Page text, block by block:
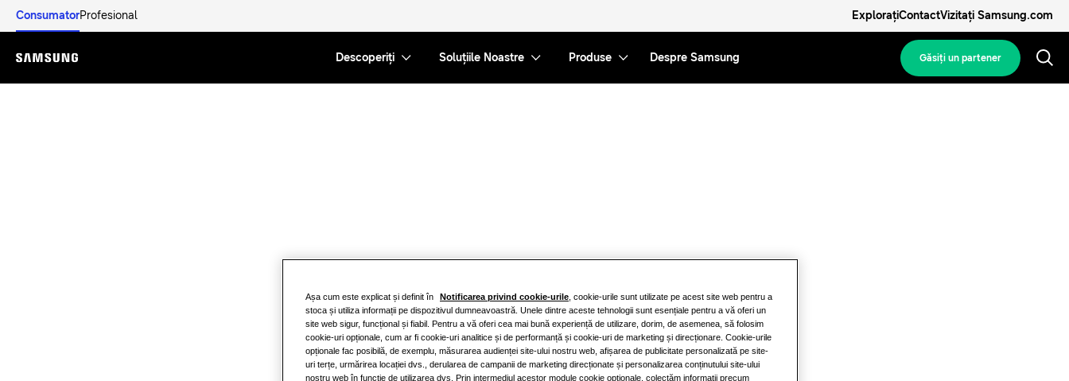
ConsumatorProfesional ExplorațiContactVizitați Samsung.com
Menu
Descoperiți Soluțiile Noastre Produse Despre Samsung Găsiţi un partener
Așa cum este explicat și definit în Notificarea privind cookie-urile , cookie-urile sunt utilizate pe acest site web pentru a
stoca și utiliza informații pe dispozitivul dumneavoastră. Unele dintre aceste tehnologii sunt esențiale pentru a vă oferi un
site web sigur, funcțional și fiabil. Pentru a vă oferi cea mai bună experiență de utilizare, dorim, de asemenea, să folosim
cookie-uri opționale, cum ar fi cookie-uri analitice și de performanță și cookie-uri de marketing și direcționare. Cookie-urile
opționale fac posibilă, de exemplu, măsurarea audienței site-ului nostru web, afișarea de publicitate personalizată pe site-
uri terțe, urmărirea locației dvs., derularea de campanii de marketing direcționate și personalizarea conținutului site-ului
nostru web în funcție de utilizarea dvs. Prin intermediul acestor module cookie opționale, colectăm informații precum